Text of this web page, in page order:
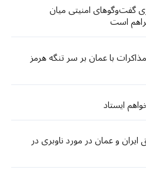
گفت‌وگوهای امنیتی میان
است
با عمان بر سر تنگه هرمز
ایستاد
ایران و عمان در مورد ناوبری در